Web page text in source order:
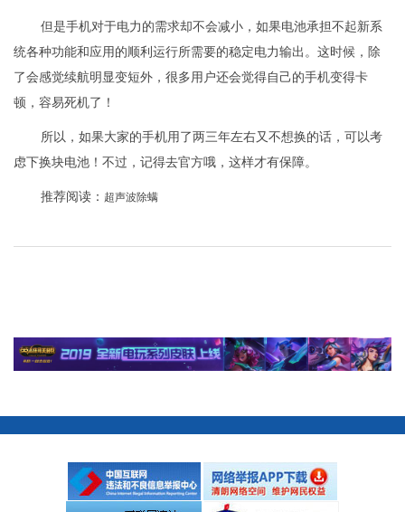
但是手机对于电力的需求却不会减小，如果电池承担不起新系
统各种功能和应用的顺利运行所需要的稳定电力输出。这时候，除
了会感觉续航明显变短外，很多用户还会觉得自己的手机变得卡
顿，容易死机了！
所以，如果大家的手机用了两三年左右又不想换的话，可以考
虑下换块电池！不过，记得去官方哦，这样才有保障。
推荐阅读： 超声波除螨